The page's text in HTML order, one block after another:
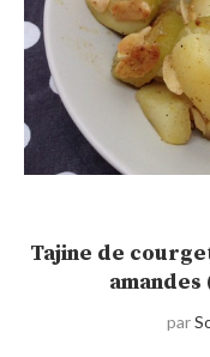
Tajine de
par